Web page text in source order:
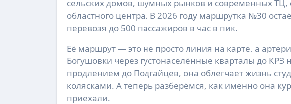
сельских домов, шумных рынков и современных ТЦ,
областного центра. В 2026 году маршрутка №30
перевозя до 500 пассажиров в час в пик.
Её маршрут — это не просто линия на карте, а
Богушовки через густонаселённые кварталы до КРЗ
продлением до Подгайцев, она облегчает жизнь
колясками. А теперь разберёмся, как именно она
приехали.